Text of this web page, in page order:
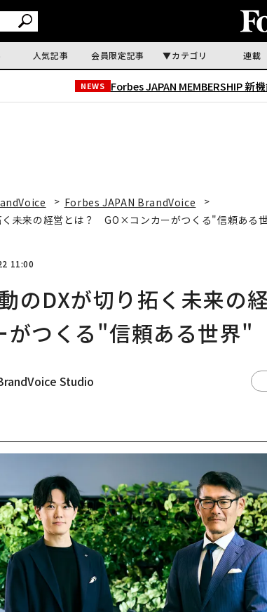
人気記事 会員限定記事 カテゴリ 連載
NEWS Forbes JAPAN MEMBERSHIP 新機
Forbes JAPAN BrandVoice
く未来の経営とは？ GO×コンカーがつくる"信頼ある
11:00
のDXが切り拓く未来の
つくる"信頼ある世界"
Studio